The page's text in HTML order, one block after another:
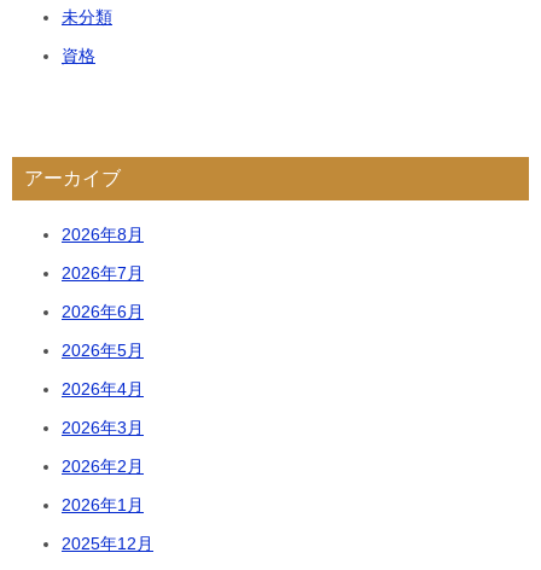
未分類
資格
アーカイブ
2026年8月
2026年7月
2026年6月
2026年5月
2026年4月
2026年3月
2026年2月
2026年1月
2025年12月